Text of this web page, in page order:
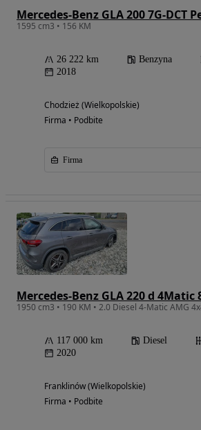
Mercedes-Benz GLA 200 7G-DCT
1595 cm3 • 156 KM
26 222 km Benzyna
2018
Chodzież (Wielkopolskie)
Firma • Podbite
Firma
1950 cm3 • 190 KM • 2.0 Diesel 4-Matic AMG
117 000 km Diesel
2020
Franklinów (Wielkopolskie)
Firma • Podbite